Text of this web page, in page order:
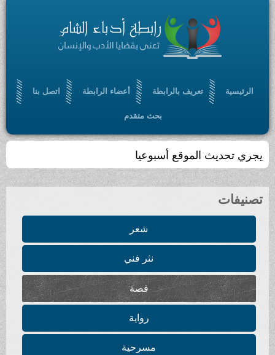
الرئيسية تعريف بالرابطة أعضاء الرابطة اتصل بنا
بحث متقدم
يجري تحديث الموقع أسبوعيا
تصنيفات
شعر
نثر فني
قصة
رواية
مسرحية